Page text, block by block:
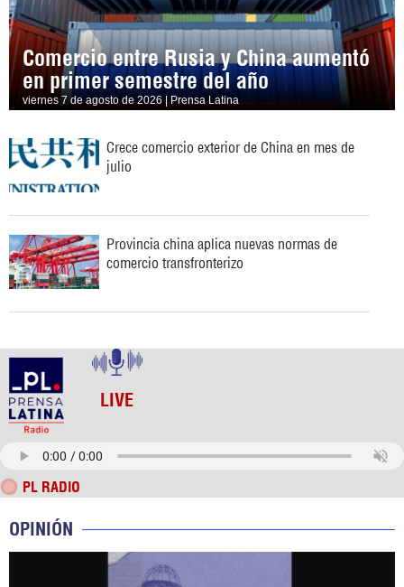
Comercio entre Rusia y China aumentó
en primer semestre del año
viernes 7 de agosto de 2026 | Prensa Latina
Crece comercio exterior de China en mes de
julio
Provincia china aplica nuevas normas de
comercio transfronterizo
LIVE
PL RADIO
OPINIÓN